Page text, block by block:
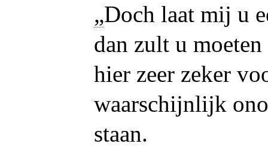
„Doch laat mij u
dan zult u
hier zeer zeker
waarschijnlijk
staan.